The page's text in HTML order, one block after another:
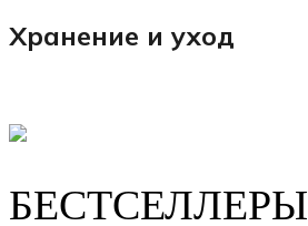
Хранение и уход
БЕСТСЕЛЛЕРЫ